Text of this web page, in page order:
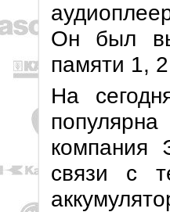
Он был
памяти 1,
На
компания
связи с